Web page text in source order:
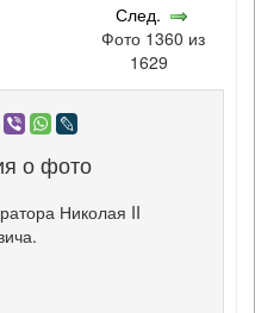
След.
Фото 1360 из
1629
о фото
Николая II